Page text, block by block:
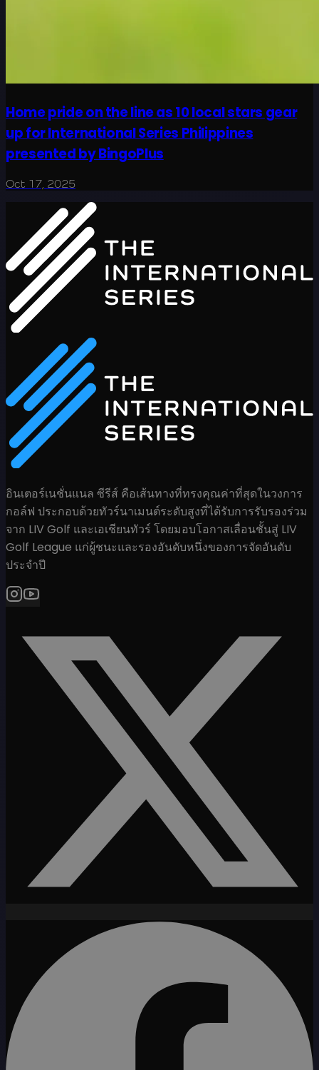
Home pride on the line as 10 local stars gear
up for International Series Philippines
presented by BingoPlus
Oct 17, 2025
อินเตอร์เนชั่นแนล ซีรีส์ คือเส้นทางที่ทรงคุณค่าที่สุดในวงการ
กอล์ฟ ประกอบด้วยทัวร์นาเมนต์ระดับสูงที่ได้รับการรับรองร่วม
จาก LIV Golf และเอเชียนทัวร์ โดยมอบโอกาสเลื่อนชั้นสู่ LIV
Golf League แก่ผู้ชนะและรองอันดับหนึ่งของการจัดอันดับ
ประจำปี